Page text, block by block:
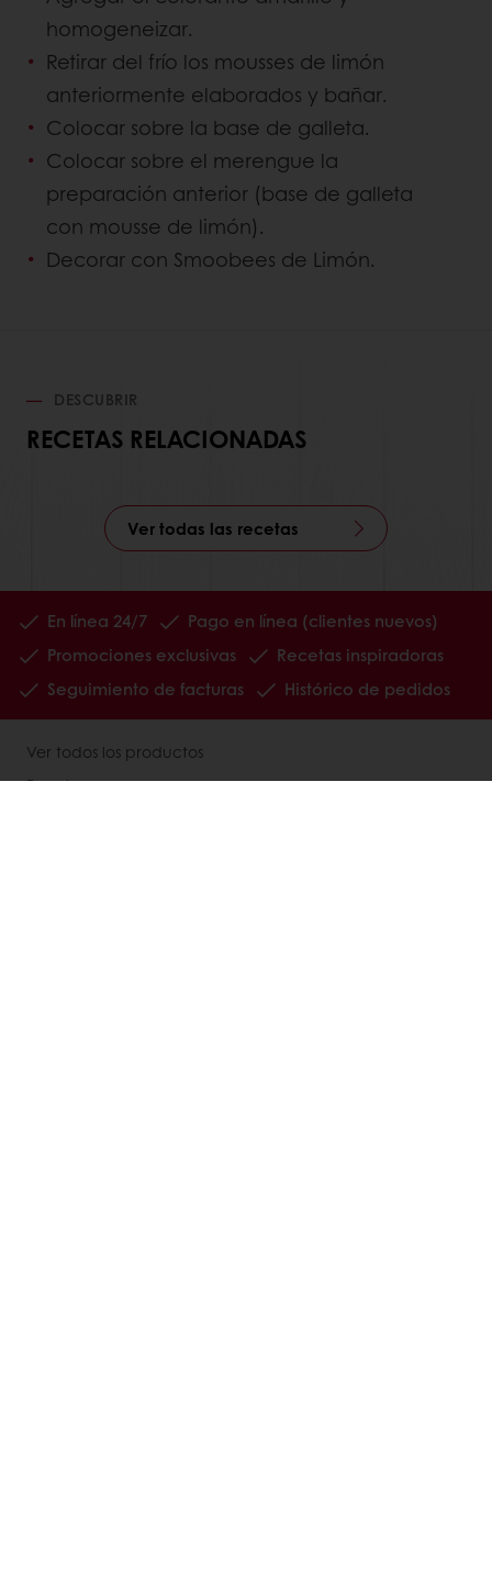
homogeneizar.
Retirar del frío los mousses de limón
anteriormente elaborados y bañar.
Colocar sobre la base de galleta.
Colocar sobre el merengue la
preparación anterior (base de galleta
con mousse de limón).
Decorar con Smoobees de Limón.
DESCUBRIR
RECETAS RELACIONADAS
Ver todas las recetas
En línea 24/7
Pago en línea (clientes nuevos)
Promociones exclusivas
Recetas inspiradoras
Seguimiento de facturas
Histórico de pedidos
Ver todos los productos
Recetas